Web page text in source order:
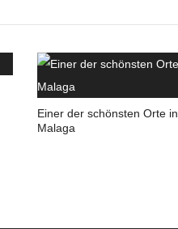
Einer der schönsten Orte in
Malaga